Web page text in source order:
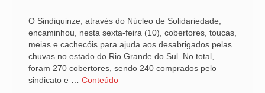
ANALISTAS JUDICIÁRIOS
ACESSIBILIDADE E INCLUSÃO
LGBTQIA+
O Sindiquinze, através do Núcleo de Solidariedade,
encaminhou, nesta sexta-feira (10), cobertores, toucas,
meias e cachecóis para ajuda aos desabrigados pelas
chuvas no estado do Rio Grande do Sul. No total,
foram 270 cobertores, sendo 240 comprados pelo
sindicato e … Conteúdo